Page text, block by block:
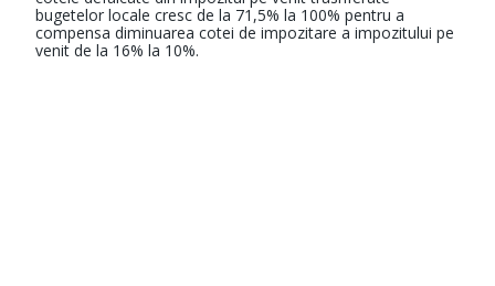
bugetelor locale cresc de la 71,5% la 100% pentru a
compensa diminuarea cotei de impozitare a impozitului pe
venit de la 16% la 10%.